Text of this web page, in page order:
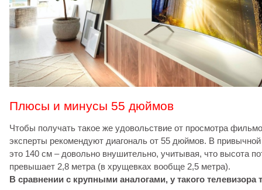
Плюсы и минусы 55 дюймов
Чтобы получать такое же удовольствие от просмотра
эксперты рекомендуют диагональ от 55 дюймов. В
это 140 см – довольно внушительно, учитывая, что высота
превышает 2,8 метра (в хрущевках вообще 2,5 метра).
В сравнении с крупными аналогами, у такого телевизора